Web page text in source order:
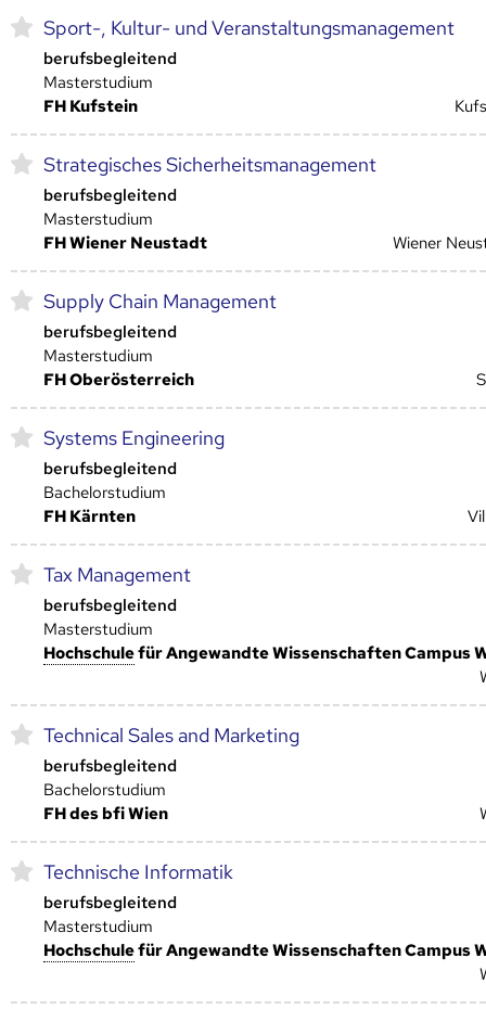
Sport-, Kultur- und Veranstaltungsmanagement
berufsbegleitend
Masterstudium
FH Kufstein
Strategisches Sicherheitsmanagement
berufsbegleitend
Masterstudium
FH Wiener Neustadt
Wiener
Supply Chain Management
berufsbegleitend
Masterstudium
FH Oberösterreich
Systems Engineering
berufsbegleitend
Bachelorstudium
FH Kärnten
Tax Management
berufsbegleitend
Masterstudium
Hoch­schulefür Angewandte Wissenschaften Campus
Technical Sales and Marketing
berufsbegleitend
Bachelorstudium
FH des bfi Wien
Technische Informatik
berufsbegleitend
Masterstudium
Hoch­schulefür Angewandte Wissenschaften Campus